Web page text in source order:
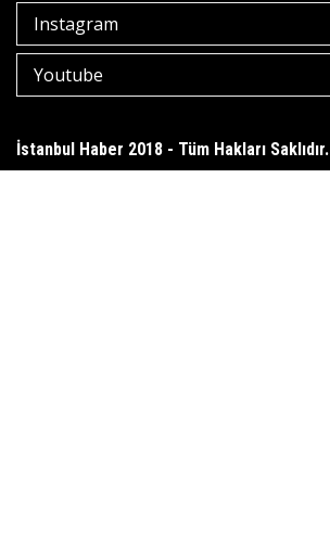
Instagram
Youtube
İstanbul Haber 2018 - Tüm Hakları Saklıdır.